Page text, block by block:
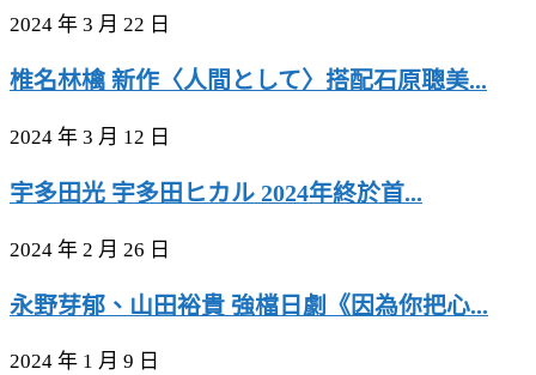
2024 年 3 月 22 日
椎名林檎 新作〈人間として〉搭配石原聰美...
2024 年 3 月 12 日
宇多田光 宇多田ヒカル 2024年終於首...
2024 年 2 月 26 日
永野芽郁、山田裕貴 強檔日劇《因為你把心...
2024 年 1 月 9 日